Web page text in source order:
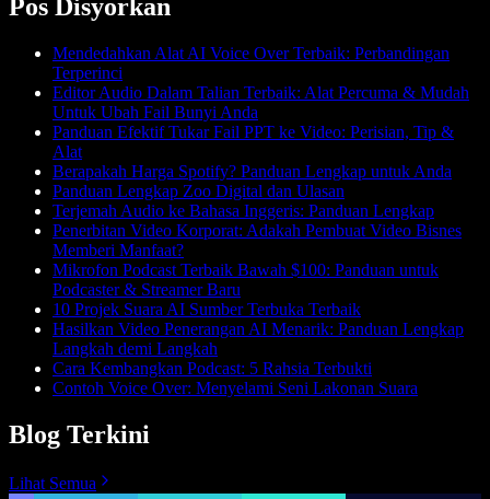
Pos Disyorkan
Mendedahkan Alat AI Voice Over Terbaik: Perbandingan
Terperinci
Editor Audio Dalam Talian Terbaik: Alat Percuma & Mudah
Untuk Ubah Fail Bunyi Anda
Panduan Efektif Tukar Fail PPT ke Video: Perisian, Tip &
Alat
Berapakah Harga Spotify? Panduan Lengkap untuk Anda
Panduan Lengkap Zoo Digital dan Ulasan
Terjemah Audio ke Bahasa Inggeris: Panduan Lengkap
Penerbitan Video Korporat: Adakah Pembuat Video Bisnes
Memberi Manfaat?
Mikrofon Podcast Terbaik Bawah $100: Panduan untuk
Podcaster & Streamer Baru
10 Projek Suara AI Sumber Terbuka Terbaik
Hasilkan Video Penerangan AI Menarik: Panduan Lengkap
Langkah demi Langkah
Cara Kembangkan Podcast: 5 Rahsia Terbukti
Contoh Voice Over: Menyelami Seni Lakonan Suara
Blog Terkini
Lihat Semua